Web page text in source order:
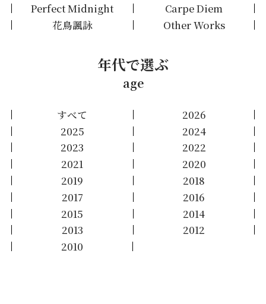
Perfect Midnight
Carpe Diem
花鳥諷詠
Other Works
年代で選ぶ
age
すべて
2026
2025
2024
2023
2022
2021
2020
2019
2018
2017
2016
2015
2014
2013
2012
2010